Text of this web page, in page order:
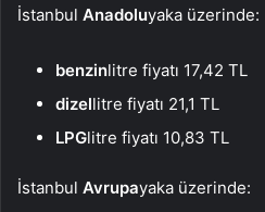
İstanbul Anadoluyaka üzerinde:
benzinlitre fiyatı 17,42 TL
dizellitre fiyatı 21,1 TL
LPGlitre fiyatı 10,83 TL
İstanbul Avrupayaka üzerinde: